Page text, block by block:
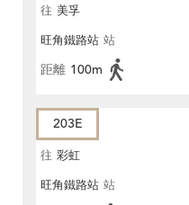
往 美孚
旺角鐵路站 站
距離 100m
203E
往 彩虹
旺角鐵路站 站